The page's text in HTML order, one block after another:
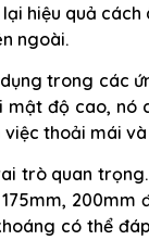
hiệu quả
ngoài.
trong các
độ cao, nó
thoải mái
trò quan
có thể